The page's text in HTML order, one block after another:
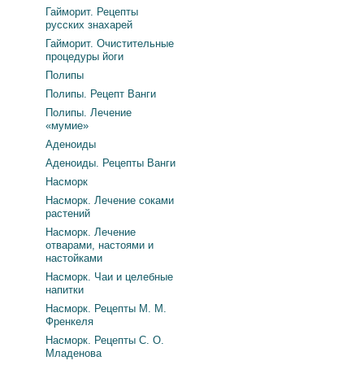
Гайморит. Рецепты
русских знахарей
Гайморит. Очистительные
процедуры йоги
Полипы
Полипы. Рецепт Ванги
Полипы. Лечение
«мумие»
Аденоиды
Аденоиды. Рецепты Ванги
Насморк
Насморк. Лечение соками
растений
Насморк. Лечение
отварами, настоями и
настойками
Насморк. Чаи и целебные
напитки
Насморк. Рецепты М. М.
Френкеля
Насморк. Рецепты С. О.
Младенова